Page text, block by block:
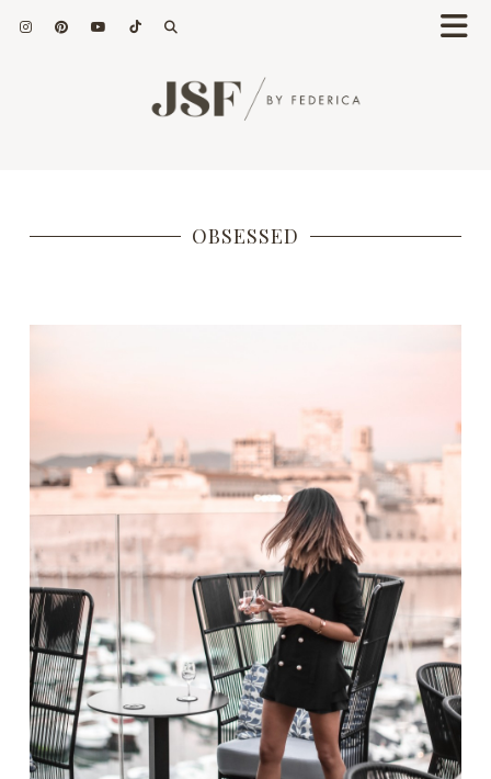
OBSESSED